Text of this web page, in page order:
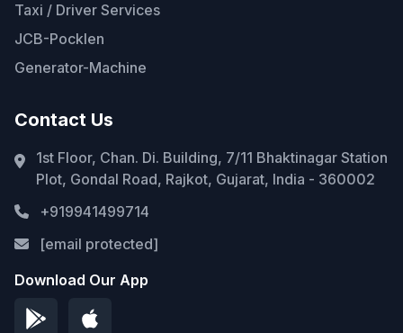
Taxi / Driver Services
JCB-Pocklen
Generator-Machine
Contact Us
1st Floor, Chan. Di. Building, 7/11 Bhaktinagar Station
Plot, Gondal Road, Rajkot, Gujarat, India - 360002
+919941499714
[email protected]
Download Our App